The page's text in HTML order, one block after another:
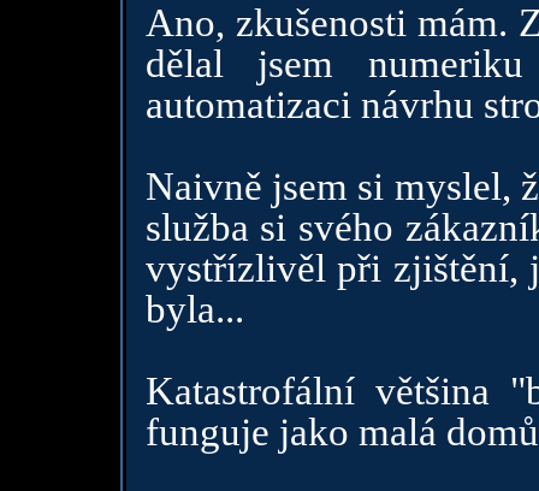
Ano, zkušenosti mám.
dělal jsem
automatizaci návrhu
Naivně jsem si myslel,
služba si svého
vystřízlivěl při zjištění,
byla...
Katastrofální většina
funguje jako malá